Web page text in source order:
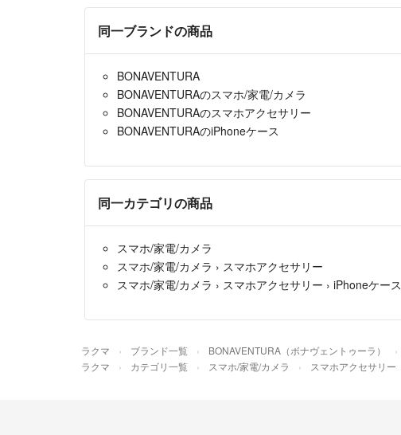
同一ブランドの商品
BONAVENTURA
BONAVENTURAのスマホ/家電/カメラ
BONAVENTURAのスマホアクセサリー
BONAVENTURAのiPhoneケース
同一カテゴリの商品
スマホ/家電/カメラ
スマホ/家電/カメラ › スマホアクセサリー
スマホ/家電/カメラ › スマホアクセサリー › iPhoneケース
ラクマ ブランド一覧 BONAVENTURA（ボナヴェントゥーラ）
ラクマ カテゴリ一覧 スマホ/家電/カメラ スマホアクセサリー